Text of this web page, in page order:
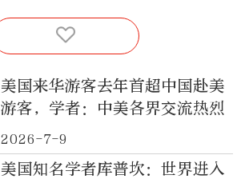
美国来华游客去年首超中国赴美
游客，学者：中美各界交流热烈
2026-7-9
美国知名学者库普坎：世界进入